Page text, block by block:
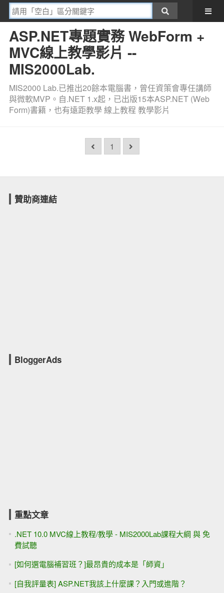
ASP.NET專題實務 WebForm +
MVC線上教學影片 --
MIS2000Lab.
MIS2000 Lab.已推出20餘本電腦書，曾任資策會專任講師
與微軟MVP。自.NET 1.x起，已出版15本ASP.NET (Web
Form)書籍，也有遠距教學 線上教程 教學影片
1
贊助商連結
BloggerAds
重點文章
.NET 10.0 MVC線上教程/教學 - MIS2000Lab課程大綱 與 免
費試聽
[如何選電腦補習班？]最昂貴的成本是「師資」
[自我評量表] ASP.NET我該上什麼課？入門或進階？